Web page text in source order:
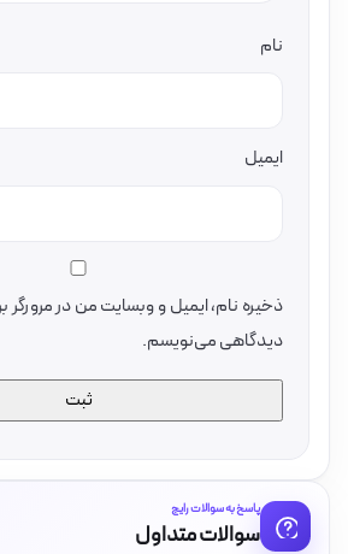
نام
ایمیل
ذخیره نام، ایمیل و وبسایت من در مرورگر
دیدگاهی می‌نویسم.
پاسخ به سوالات رایج
سوالات متداول